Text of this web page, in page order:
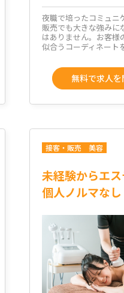
夜職で培ったコミュニ
販売でも大きな強みに
はありません。お客様
似合うコーディネート
無料で求人
接客・販売 美容
未経験からエ
個人ノルマなし